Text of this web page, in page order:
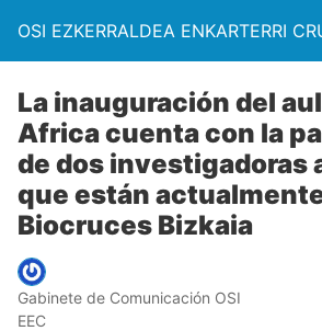
OSI EZKERRALDEA ENKARTERRI
La inauguración del
Africa cuenta con la
de dos investigadoras
que están
Biocruces Bizkaia
Gabinete de Comunicación OSI
EEC